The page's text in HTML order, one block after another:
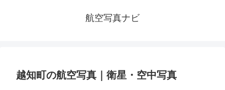
航空写真ナビ
越知町の航空写真｜衛星・空中写真